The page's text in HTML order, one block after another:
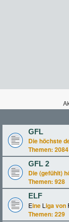
GFL
Die höchste
Themen: 2084
GFL 2
Die (gefühlt)
Themen: 928
ELF
Eine L iga von
Themen: 229